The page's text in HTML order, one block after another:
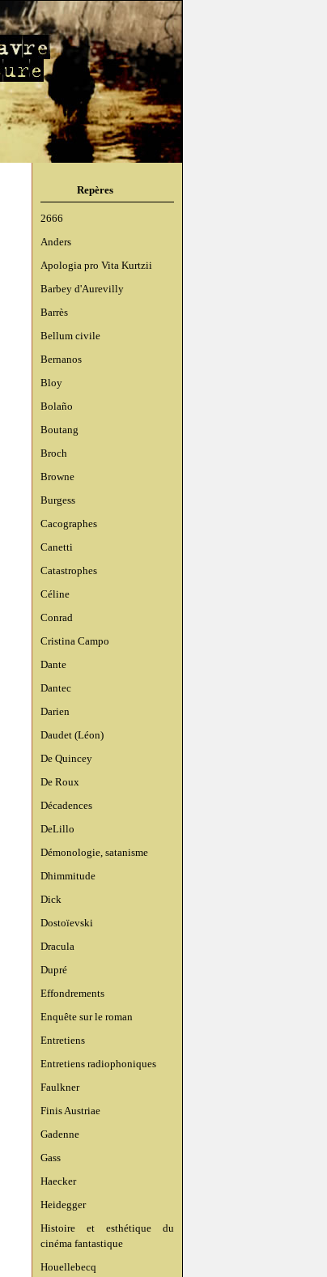
Repères
2666
Anders
Apologia pro Vita Kurtzii
Barbey d'Aurevilly
Barrès
Bellum civile
Bernanos
Bloy
Bolaño
Boutang
Broch
Browne
Burgess
Cacographes
Canetti
Catastrophes
Céline
Conrad
Cristina Campo
Dante
Dantec
Darien
Daudet (Léon)
De Quincey
De Roux
Décadences
DeLillo
Démonologie, satanisme
Dhimmitude
Dick
Dostoïevski
Dracula
Dupré
Effondrements
Enquête sur le roman
Entretiens
Entretiens radiophoniques
Faulkner
Finis Austriae
Gadenne
Gass
Haecker
Heidegger
Histoire et esthétique du
cinéma fantastique
Houellebecq